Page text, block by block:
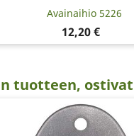
Avainaihio 5226
Hinta
12,20 €
Pikakatselu
tuotteen,